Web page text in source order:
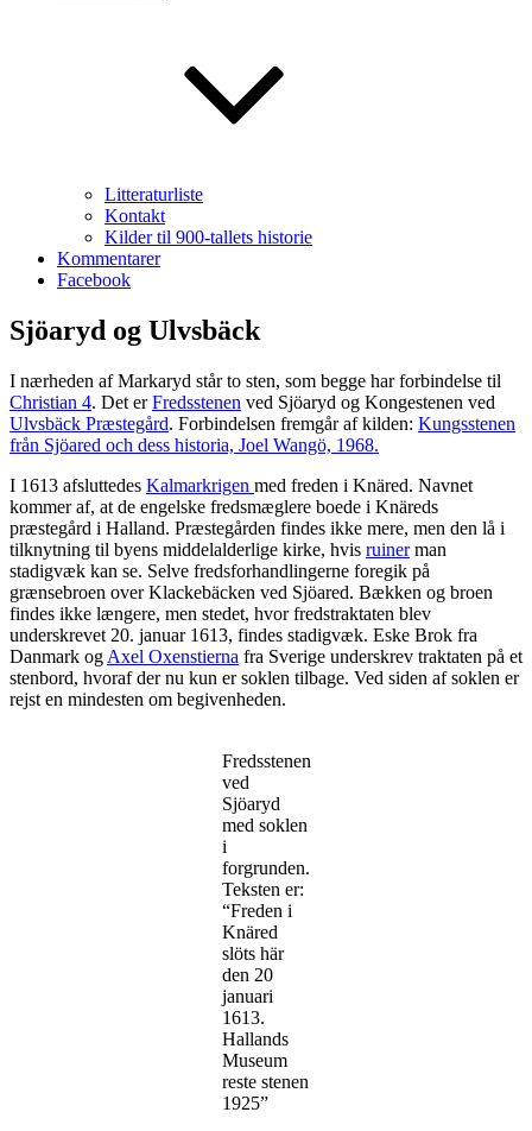
Litteraturliste
Kontakt
Kilder til 900-tallets historie
Kommentarer
Facebook
Sjöaryd og Ulvsbäck
I nærheden af Markaryd står to sten, som begge har forbindelse til
Christian 4. Det erFredsstenen ved Sjöaryd og Kongestenen ved
Ulvsbäck Præstegård. Forbindelsen fremgår af kilden: Kungsstenen
från Sjöared och dess historia, Joel Wangö, 1968.
I 1613 afsluttedes Kalmarkrigen med freden i Knäred. Navnet
kommer af, at de engelske fredsmæglere boede i Knäreds
præstegård i Halland. Præstegården findes ikke mere, men den lå i
tilknytning til byens middelalderlige kirke, hvis ruinerman
stadigvæk kan se. Selve fredsforhandlingerne foregik på
grænsebroen over Klackebäcken ved Sjöared. Bækken og broen
findes ikke længere, men stedet, hvor fredstraktaten blev
underskrevet 20. januar 1613, findes stadigvæk. Eske Brok fra
Danmark og Axel Oxenstierna fra Sverige underskrev traktaten på et
stenbord, hvoraf der nu kun er soklen tilbage. Ved siden af soklen er
rejst en mindesten om begivenheden.
Fredsstenen
ved
Sjöaryd
med soklen
i
forgrunden.
Teksten er:
“Freden i
Knäred
slöts här
den 20
januari
1613.
Hallands
Museum
reste stenen
1925”